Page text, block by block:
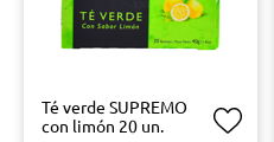
Té verde SUPREMO
con limón 20 un.